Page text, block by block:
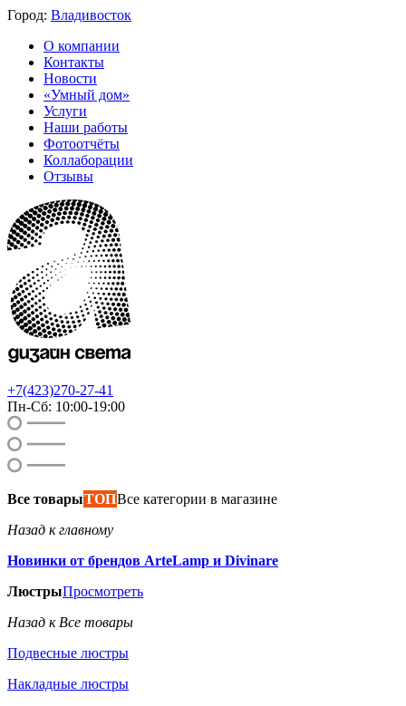
Город: Владивосток
О компании
Контакты
Новости
«Умный дом»
Услуги
Наши работы
Фотоотчёты
Коллаборации
Отзывы
+7(423)270-27-41
Пн-Сб: 10:00-19:00
Все товарыТОПВсе категории в магазине
Назад к главному
Новинки от брендов ArteLamp и Divinare
ЛюстрыПросмотреть
Назад к Все товары
Подвесные люстры
Накладные люстры